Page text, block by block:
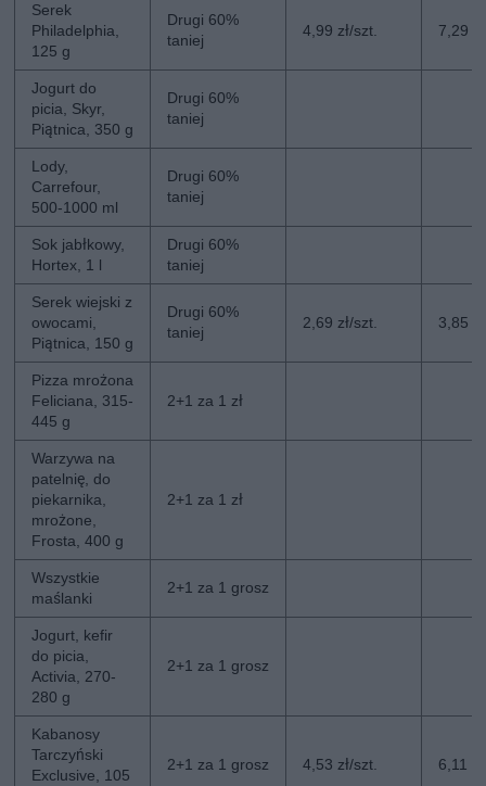
Serek
Philadelphia,
125 g
Drugi 60%
taniej
4,99 zł/szt. 7,29
Jogurt do
picia, Skyr,
Piątnica, 350 g
Drugi 60%
taniej
Lody,
Carrefour,
500-1000 ml
Drugi 60%
taniej
Sok jabłkowy,
Hortex, 1 l
Drugi 60%
taniej
Serek wiejski z
owocami,
Piątnica, 150 g
Drugi 60%
taniej
2,69 zł/szt. 3,85
Pizza mrożona
Feliciana, 315-
445 g
2+1 za 1 zł
Warzywa na
patelnię, do
piekarnika,
mrożone,
Frosta, 400 g
2+1 za 1 zł
Wszystkie
maślanki
2+1 za 1 grosz
Jogurt, kefir
do picia,
Activia, 270-
280 g
2+1 za 1 grosz
Kabanosy
Tarczyński
Exclusive, 105
2+1 za 1 grosz 4,53 zł/szt. 6,11